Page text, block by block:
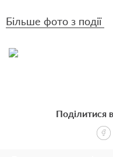
Більше фото з події
Поділитися